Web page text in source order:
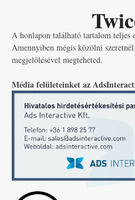
A honlapon található tartalom teljes
Amennyiben mégis közölni
megjelölésével megteheted.
Média felületeinket az